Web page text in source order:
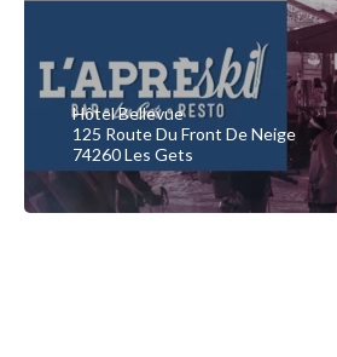
Hôtel Bellevue
125 Route Du Front De Neige
74260 Les Gets